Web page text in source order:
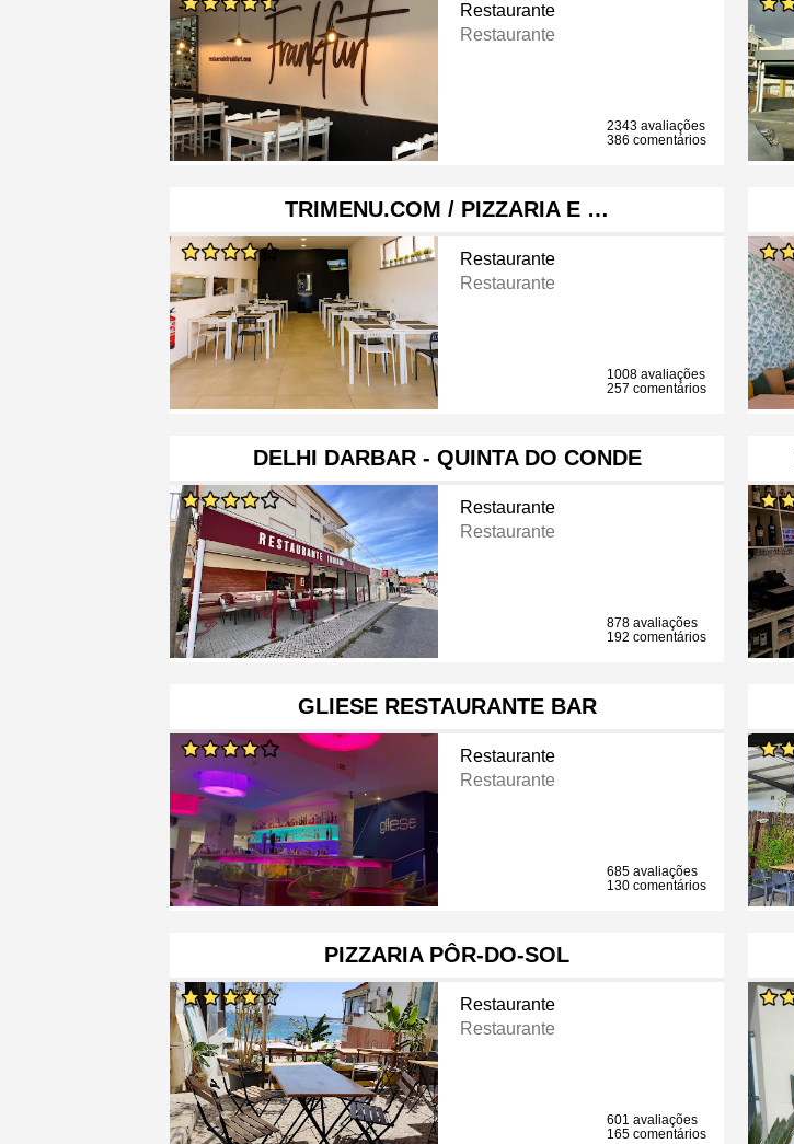
Restaurante
Restaurante
2343 avaliações
386 comentários
TRIMENU.COM / PIZZARIA E …
Restaurante
Restaurante
1008 avaliações
257 comentários
DELHI DARBAR - QUINTA DO CONDE
Restaurante
Restaurante
878 avaliações
192 comentários
GLIESE RESTAURANTE BAR
Restaurante
Restaurante
685 avaliações
130 comentários
PIZZARIA PÔR-DO-SOL
Restaurante
Restaurante
601 avaliações
165 comentários